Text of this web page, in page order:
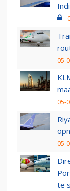
05-
05-
05-
te